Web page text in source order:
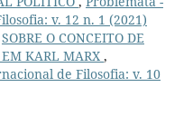
v. 12 n. 1 (2021)
SOBRE O CONCEITO DE
KARL MARX ,
de Filosofia: v. 10